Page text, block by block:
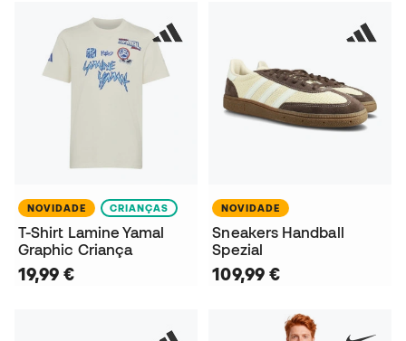
NOVIDADE CRIANÇAS
T-Shirt Lamine Yamal
Graphic Criança
19,99 €
NOVIDADE
Sneakers Handball
Spezial
109,99 €